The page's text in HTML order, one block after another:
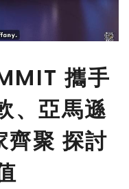
攜手
、亞馬遜
齊聚 探討